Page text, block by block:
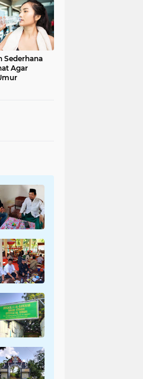
Sederhana
Agar